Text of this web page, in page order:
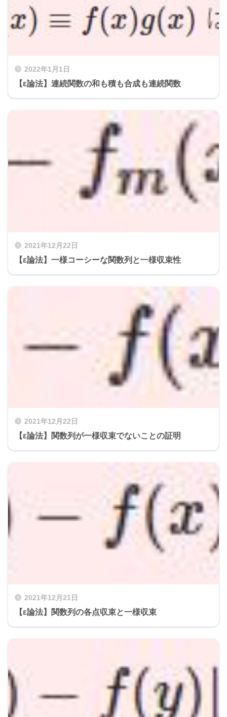
2022年1月1日
【ε論法】連続関数の和も積も合成も連続関数
2021年12月22日
【ε論法】一様コーシーな関数列と一様収束性
2021年12月22日
【ε論法】関数列が一様収束でないことの証明
2021年12月21日
【ε論法】関数列の各点収束と一様収束